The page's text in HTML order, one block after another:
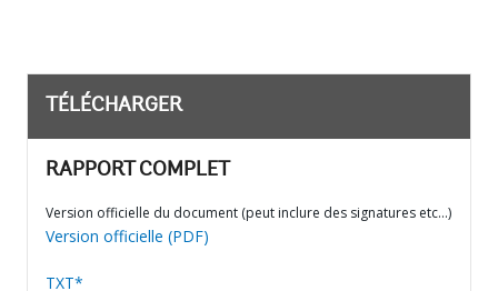
TÉLÉCHARGER
RAPPORT COMPLET
Version officielle du document (peut inclure des signatures etc…)
Version officielle (PDF)
TXT*